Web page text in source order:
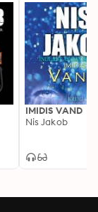
IMIDIS VAND
Nis Jakob